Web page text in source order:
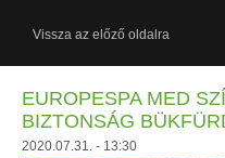
Vissza az előző oldalra
EUROPESPA MED
BIZTONSÁG
2020.07.31. - 13:30